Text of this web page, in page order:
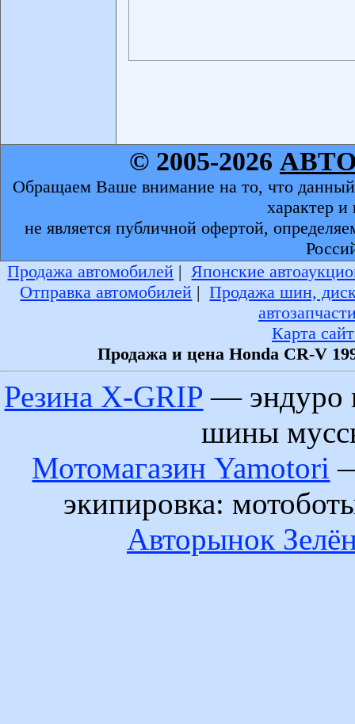
© 2005-2026
Обращаем Ваше внимание на то, что
характер
не является публичной офертой,
Продажа автомобилей | Японские
Отправка автомобилей |Продажа шин,
Карта
Продажа и цена Honda CR-V
Резина X-GRIP — эндуро
шины
Мотомагазин Yamotori
экипировка:
Авторынок